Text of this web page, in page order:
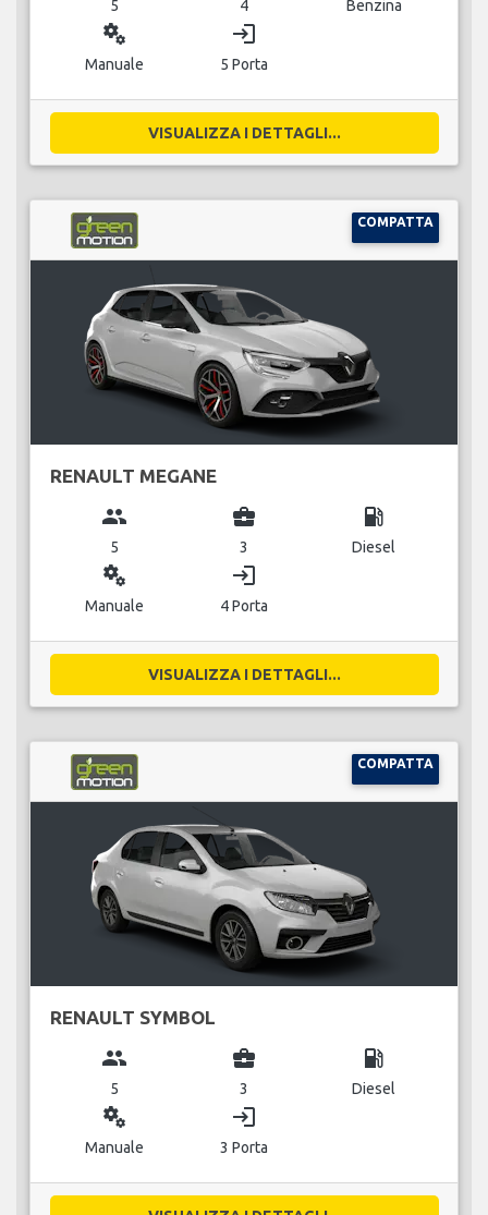
5 4 Benzina
miscellaneous_services
Manuale
login
5 Porta
VISUALIZZA I DETTAGLI...
COMPATTA
RENAULT MEGANE
group
5
business_center
3
local_gas_station
Diesel
miscellaneous_services
Manuale
login
4 Porta
VISUALIZZA I DETTAGLI...
COMPATTA
RENAULT SYMBOL
group
5
business_center
3
local_gas_station
Diesel
miscellaneous_services
Manuale
login
3 Porta